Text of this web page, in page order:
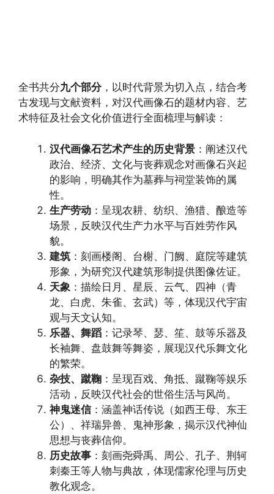
全书共分九个部分 ，以时代背景为切入点，结合考
古发现与文献资料，对汉代画像石的题材内容、艺
术特征及社会文化价值进行全面梳理与解读：
汉代画像石艺术产生的历史背景 ：阐述汉代
政治、经济、文化与丧葬观念对画像石兴起
的影响，明确其作为墓葬与祠堂装饰的属
性。
生产劳动 ：呈现农耕、纺织、渔猎、酿造等
场景，反映汉代生产力水平与百姓劳作风
貌。
建筑 ：刻画楼阁、台榭、门阙、庭院等建筑
形象，为研究汉代建筑形制提供图像佐证。
天象 ：描绘日月、星辰、云气、四神（青
龙、白虎、朱雀、玄武）等，体现汉代宇宙
观与天文认知。
乐器、舞蹈 ：记录琴、瑟、笙、鼓等乐器及
长袖舞、盘鼓舞等舞姿，展现汉代乐舞文化
的繁荣。
杂技、蹴鞠 ：呈现百戏、角抵、蹴鞠等娱乐
活动，反映汉代社会的世俗生活与风尚。
神鬼迷信：涵盖神话传说（如西王母、东王
公）、祥瑞异兽、鬼神形象，揭示汉代神仙
思想与丧葬信仰。
历史故事 ：刻画尧舜禹、周公、孔子、荆轲
刺秦王等人物与典故，体现儒家伦理与历史
教化观念。